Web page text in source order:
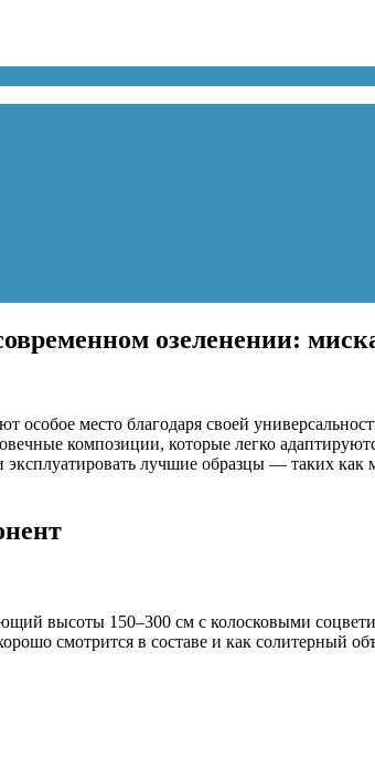
озеленении:
место благодаря своей
композиции, которые легко
лучшие образцы — таких
высоты 150–300 см с колосковыми
смотрится в составе и как солитерный